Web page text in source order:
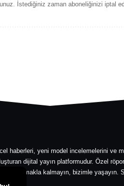
İstediğiniz zaman aboneliğinizi iptal
haberleri, yeni model incelemelerini ve
dijital yayın platformudur. Özel
okumakla kalmayın, bizimle yaşayın.